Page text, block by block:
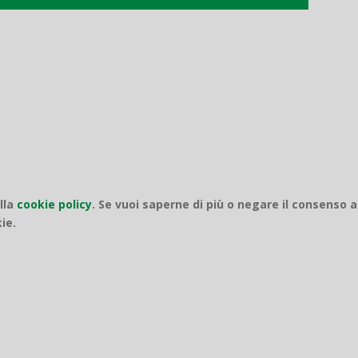
cookie policy. Se vuoi saperne di più o negare il consenso a